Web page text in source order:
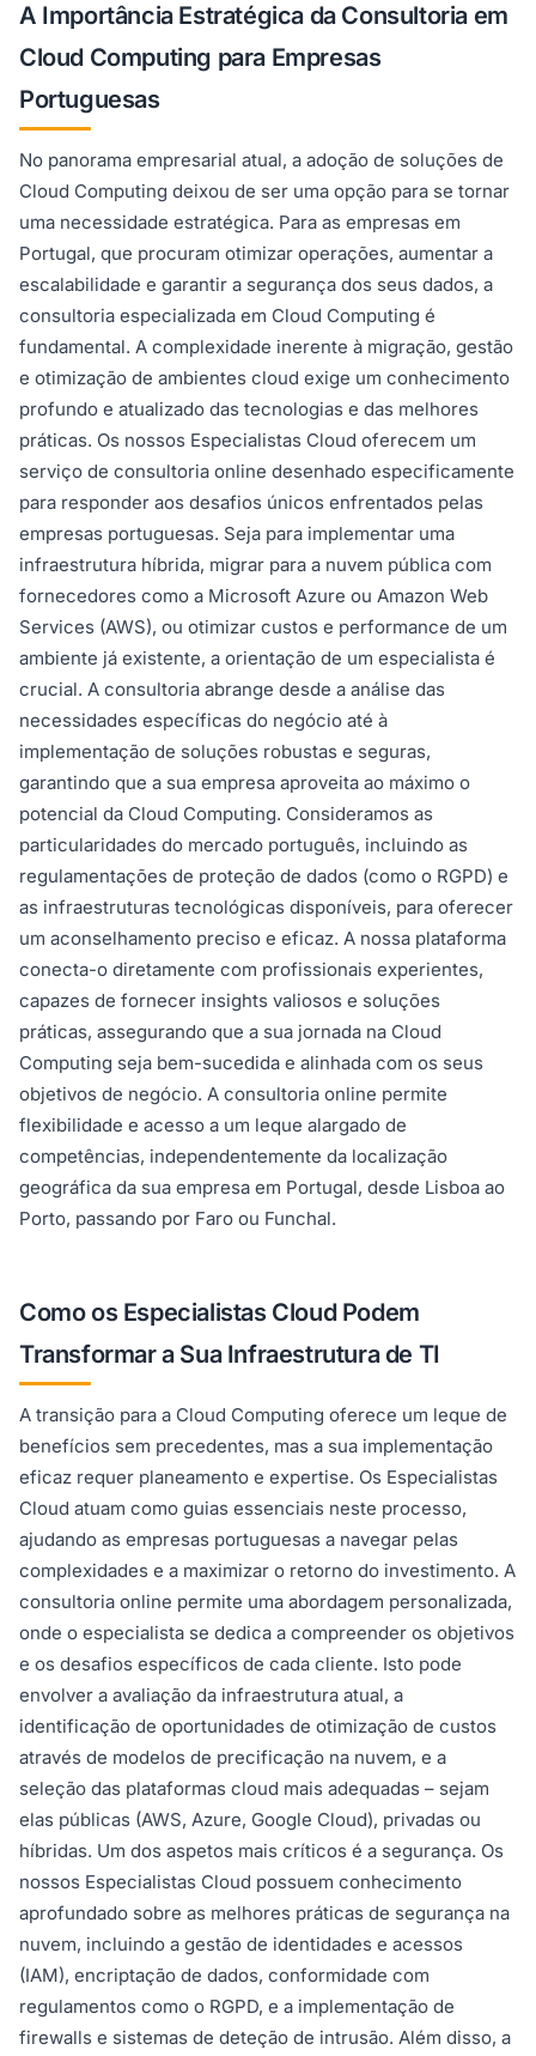
A Importância Estratégica da Consultoria em
Cloud Computing para Empresas
Portuguesas
No panorama empresarial atual, a adoção de soluções de
Cloud Computing deixou de ser uma opção para se tornar
uma necessidade estratégica. Para as empresas em
Portugal, que procuram otimizar operações, aumentar a
escalabilidade e garantir a segurança dos seus dados, a
consultoria especializada em Cloud Computing é
fundamental. A complexidade inerente à migração, gestão
e otimização de ambientes cloud exige um conhecimento
profundo e atualizado das tecnologias e das melhores
práticas. Os nossos Especialistas Cloud oferecem um
serviço de consultoria online desenhado especificamente
para responder aos desafios únicos enfrentados pelas
empresas portuguesas. Seja para implementar uma
infraestrutura híbrida, migrar para a nuvem pública com
fornecedores como a Microsoft Azure ou Amazon Web
Services (AWS), ou otimizar custos e performance de um
ambiente já existente, a orientação de um especialista é
crucial. A consultoria abrange desde a análise das
necessidades específicas do negócio até à
implementação de soluções robustas e seguras,
garantindo que a sua empresa aproveita ao máximo o
potencial da Cloud Computing. Consideramos as
particularidades do mercado português, incluindo as
regulamentações de proteção de dados (como o RGPD) e
as infraestruturas tecnológicas disponíveis, para oferecer
um aconselhamento preciso e eficaz. A nossa plataforma
conecta-o diretamente com profissionais experientes,
capazes de fornecer insights valiosos e soluções
práticas, assegurando que a sua jornada na Cloud
Computing seja bem-sucedida e alinhada com os seus
objetivos de negócio. A consultoria online permite
flexibilidade e acesso a um leque alargado de
competências, independentemente da localização
geográfica da sua empresa em Portugal, desde Lisboa ao
Porto, passando por Faro ou Funchal.
Como os Especialistas Cloud Podem
Transformar a Sua Infraestrutura de TI
A transição para a Cloud Computing oferece um leque de
benefícios sem precedentes, mas a sua implementação
eficaz requer planeamento e expertise. Os Especialistas
Cloud atuam como guias essenciais neste processo,
ajudando as empresas portuguesas a navegar pelas
complexidades e a maximizar o retorno do investimento. A
consultoria online permite uma abordagem personalizada,
onde o especialista se dedica a compreender os objetivos
e os desafios específicos de cada cliente. Isto pode
envolver a avaliação da infraestrutura atual, a
identificação de oportunidades de otimização de custos
através de modelos de precificação na nuvem, e a
seleção das plataformas cloud mais adequadas – sejam
elas públicas (AWS, Azure, Google Cloud), privadas ou
híbridas. Um dos aspetos mais críticos é a segurança. Os
nossos Especialistas Cloud possuem conhecimento
aprofundado sobre as melhores práticas de segurança na
nuvem, incluindo a gestão de identidades e acessos
(IAM), encriptação de dados, conformidade com
regulamentos como o RGPD, e a implementação de
firewalls e sistemas de deteção de intrusão. Além disso, a